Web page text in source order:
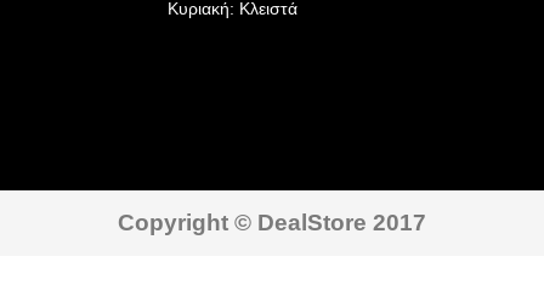
Κυριακή: Κλειστά
Copyright © DealStore 2017